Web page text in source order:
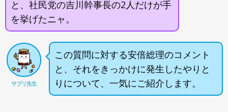
と、社民党の吉川幹事長の2人だけが手
を挙げたニャ。
サプリ先生
この質問に対する安倍総理のコメント
と、それをきっかけに発生したやりと
りについて、一気にご紹介します。